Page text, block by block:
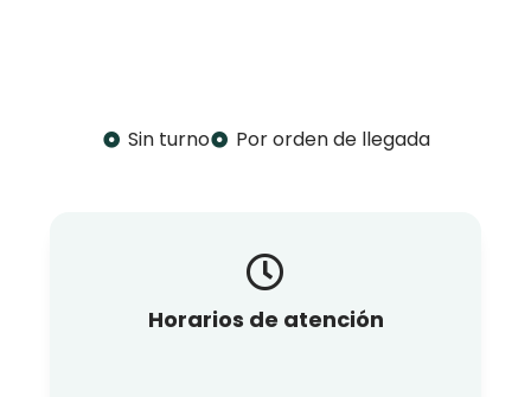
Sin turno Por orden de llegada
Horarios de atención